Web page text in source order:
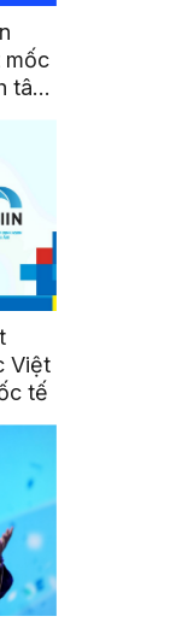
mốc
tân
Việt
tế